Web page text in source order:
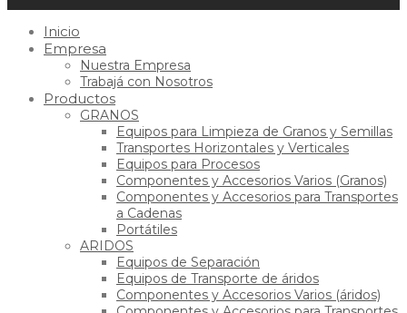
Inicio
Empresa
Nuestra Empresa
Trabajá con Nosotros
Productos
GRANOS
Equipos para Limpieza de Granos y Semillas
Transportes Horizontales y Verticales
Equipos para Procesos
Componentes y Accesorios Varios (Granos)
Componentes y Accesorios para Transportes
a Cadenas
Portátiles
ARIDOS
Equipos de Separación
Equipos de Transporte de áridos
Componentes y Accesorios Varios (áridos)